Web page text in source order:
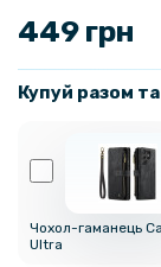
449 грн
Купуй разом
Чохол-гаманець
Ultra